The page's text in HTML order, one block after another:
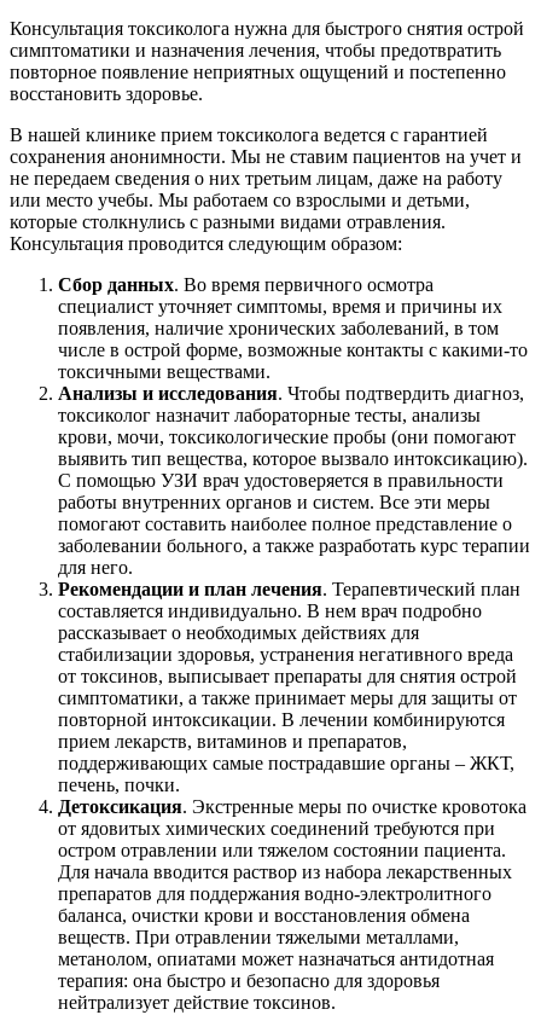
Консультация токсиколога нужна для быстрого снятия острой
симптоматики и назначения лечения, чтобы предотвратить
повторное появление неприятных ощущений и постепенно
восстановить здоровье.
В нашей клинике прием токсиколога ведется с гарантией
сохранения анонимности. Мы не ставим пациентов на учет и
не передаем сведения о них третьим лицам, даже на работу
или место учебы. Мы работаем со взрослыми и детьми,
которые столкнулись с разными видами отравления.
Консультация проводится следующим образом:
Сбор данных. Во время первичного осмотра
специалист уточняет симптомы, время и причины их
появления, наличие хронических заболеваний, в том
числе в острой форме, возможные контакты с какими-то
токсичными веществами.
Анализы и исследования. Чтобы подтвердить диагноз,
токсиколог назначит лабораторные тесты, анализы
крови, мочи, токсикологические пробы (они помогают
выявить тип вещества, которое вызвало интоксикацию).
С помощью УЗИ врач удостоверяется в правильности
работы внутренних органов и систем. Все эти меры
помогают составить наиболее полное представление о
заболевании больного, а также разработать курс терапии
для него.
Рекомендации и план лечения. Терапевтический план
составляется индивидуально. В нем врач подробно
рассказывает о необходимых действиях для
стабилизации здоровья, устранения негативного вреда
от токсинов, выписывает препараты для снятия острой
симптоматики, а также принимает меры для защиты от
повторной интоксикации. В лечении комбинируются
прием лекарств, витаминов и препаратов,
поддерживающих самые пострадавшие органы – ЖКТ,
печень, почки.
Детоксикация. Экстренные меры по очистке кровотока
от ядовитых химических соединений требуются при
остром отравлении или тяжелом состоянии пациента.
Для начала вводится раствор из набора лекарственных
препаратов для поддержания водно-электролитного
баланса, очистки крови и восстановления обмена
веществ. При отравлении тяжелыми металлами,
метанолом, опиатами может назначаться антидотная
терапия: она быстро и безопасно для здоровья
нейтрализует действие токсинов.